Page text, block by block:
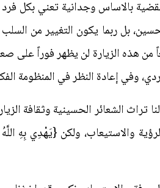
بالاساس وجدانية تعني بكل
بل ربما يكون التغيير من
من هذه الزيارة لن يظهر فوراً على
وفي إعادة النظر في المنظومة
تراث الشعائر الحسينية وثقافة
والاستيعاب، ولكن {يَهْدِي بِهِ